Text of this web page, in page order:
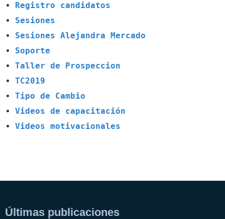
Registro candidatos
Sesiones
Sesiones Alejandra Mercado
Soporte
Taller de Prospeccion
TC2019
Tipo de Cambio
Videos de capacitación
Videos motivacionales
Últimas publicaciones